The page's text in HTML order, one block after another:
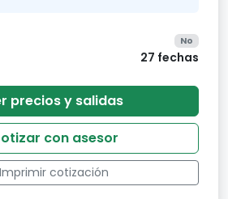
No
27 fechas
precios y salidas
con asesor
Imprimir cotización